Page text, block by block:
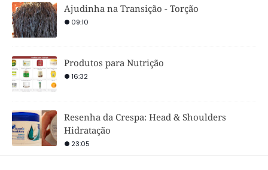
Ajudinha na Transição - Torção
09:10
Produtos para Nutrição
16:32
Resenha da Crespa: Head & Shoulders
Hidratação
23:05